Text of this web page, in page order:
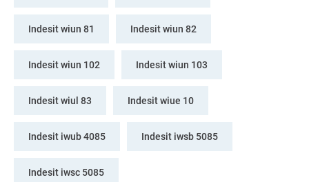
Indesit wiun 81 Indesit wiun 82
Indesit wiun 102 Indesit wiun 103
Indesit wiul 83 Indesit wiue 10
Indesit iwub 4085 Indesit iwsb 5085
Indesit iwsc 5085